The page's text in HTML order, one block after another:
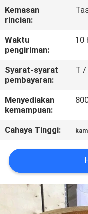
HUBUNGI
KAMI
PERMINTAAN
PENAWARAN
SITEMAP
PRIVACY
POLICY
Kemasan
rincian:
Waktu
pengiriman:
10
Syarat-syarat
pembayaran:
T /
Menyediakan
kemampuan:
Cahaya Tinggi: